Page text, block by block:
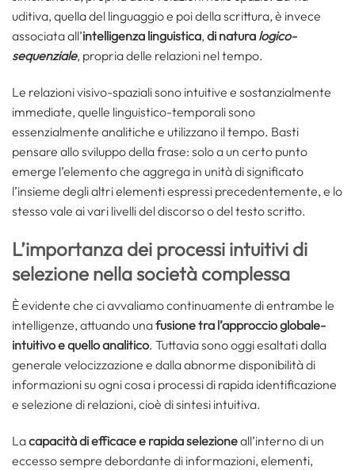
uditiva, quella del linguaggio e poi della scrittura, è invece
associata all’intelligenza linguistica, di natura logico-
sequenziale, propria delle relazioni nel tempo.
Le relazioni visivo-spaziali sono intuitive e sostanzialmente
immediate, quelle linguistico-temporali sono
essenzialmente analitiche e utilizzano il tempo. Basti
pensare allo sviluppo della frase: solo a un certo punto
emerge l’elemento che aggrega in unità di significato
l’insieme degli altri elementi espressi precedentemente, e lo
stesso vale ai vari livelli del discorso o del testo scritto.
L’importanza dei processi intuitivi di
selezione nella società complessa
È evidente che ci avvaliamo continuamente di entrambe le
intelligenze, attuando unafusione tra l’approccio globale-
intuitivo e quello analitico. Tuttavia sono oggi esaltati dalla
generale velocizzazione e dalla abnorme disponibilità di
informazioni su ogni cosa i processi di rapida identificazione
e selezione di relazioni, cioè di sintesi intuitiva.
Lacapacità di efficace e rapida selezioneall’interno di un
eccesso sempre debordante di informazioni, elementi,